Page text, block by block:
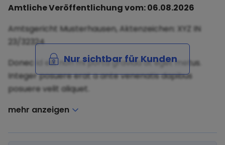
Amtliche Veröffentlichung vom: 06.08.2026
Amtsgericht Musterhausen, Aktenzeichen: XYZ IN
23/32324
Donec id elit non mi porta gravida at eget metus.
Integer posuere erat a ante venenatis dapibus
posuere velit aliquet.
Nur sichtbar für Kunden
mehr anzeigen